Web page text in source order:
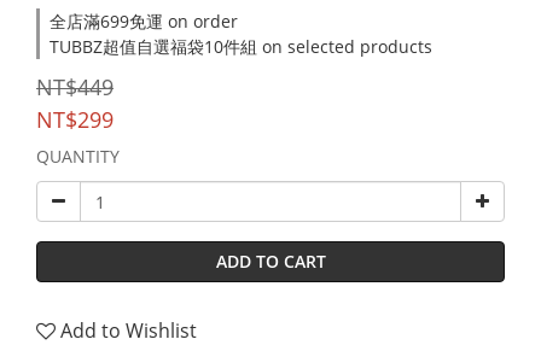
全店滿699免運 on order
TUBBZ超值自選福袋10件組 on selected products
NT$449
NT$299
QUANTITY
ADD TO CART
Add to Wishlist